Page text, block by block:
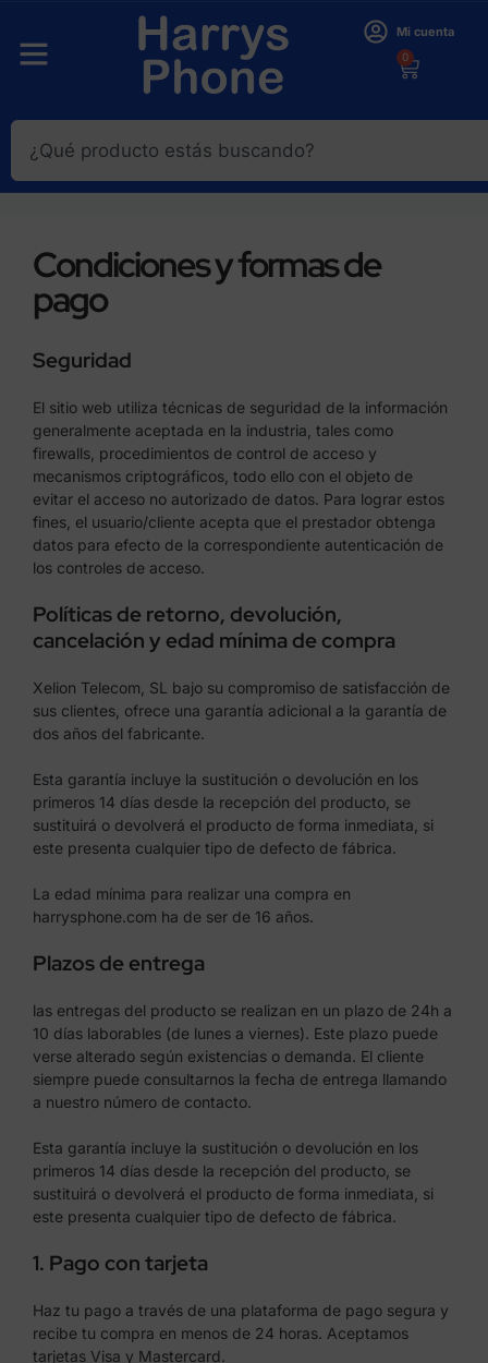
Mi cuenta
0
Condiciones y formas de
pago
Seguridad
El sitio web utiliza técnicas de seguridad de la información
generalmente aceptada en la industria, tales como
firewalls, procedimientos de control de acceso y
mecanismos criptográficos, todo ello con el objeto de
evitar el acceso no autorizado de datos. Para lograr estos
fines, el usuario/cliente acepta que el prestador obtenga
datos para efecto de la correspondiente autenticación de
los controles de acceso.
Políticas de retorno, devolución,
cancelación y edad mínima de compra
Xelion Telecom, SL bajo su compromiso de satisfacción de
sus clientes, ofrece una garantía adicional a la garantía de
dos años del fabricante.
Esta garantía incluye la sustitución o devolución en los
primeros 14 días desde la recepción del producto, se
sustituirá o devolverá el producto de forma inmediata, si
este presenta cualquier tipo de defecto de fábrica.
La edad mínima para realizar una compra en
harrysphone.com ha de ser de 16 años.
Plazos de entrega
las entregas del producto se realizan en un plazo de 24h a
10 días laborables (de lunes a viernes). Este plazo puede
verse alterado según existencias o demanda. El cliente
siempre puede consultarnos la fecha de entrega llamando
a nuestro número de contacto.
Esta garantía incluye la sustitución o devolución en los
primeros 14 días desde la recepción del producto, se
sustituirá o devolverá el producto de forma inmediata, si
este presenta cualquier tipo de defecto de fábrica.
1. Pago con tarjeta
Haz tu pago a través de una plataforma de pago segura y
recibe tu compra en menos de 24 horas. Aceptamos
tarjetas Visa y Mastercard.